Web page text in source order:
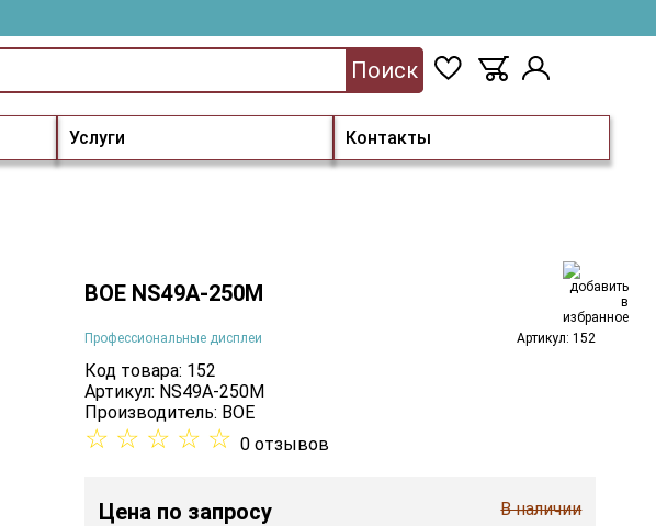
Услуги Контакты
Поиск
BOE NS49A-250M
Профессиональные дисплеи Артикул: 152
Код товара: 152
Артикул: NS49A-250M
Производитель: BOE
☆ ☆ ☆ ☆ ☆ 0 отзывов
Цена по запросу В наличии